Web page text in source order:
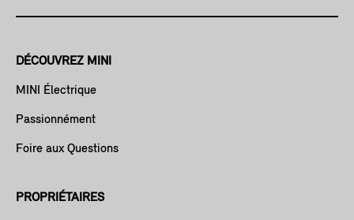
DÉCOUVREZ MINI
MINI Électrique
Passionnément
Foire aux Questions
PROPRIÉTAIRES